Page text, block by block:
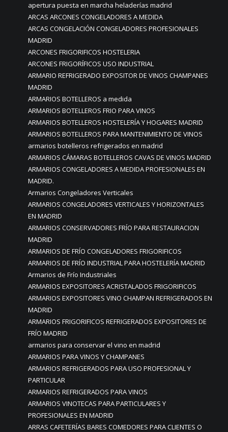
apertura puesta en marcha heladerías madrid
ARCAS ARCONES CONGELADORES A MEDIDA
ARCAS CONGELACIÓN CONGELADORES PROFESIONALES
MADRID
ARCONES FRIGORIFICOS HOSTELERIA
ARCONES FRIGORÍFICOS USO INDUSTRIAL
ARMARIO REFRIGERADO EXPOSITOR DE VINOS CHAMPANES
MADRID
ARMARIOS BOTELLEROS a medida
ARMARIOS BOTELLEROS FRIO PARA VINOS
ARMARIOS BOTELLEROS HOSTELERÍA Y HOGARES MADRID
ARMARIOS BOTELLEROS PARA MANTENIMIENTO DE VINOS
armarios botelleros refrigerados en madrid
ARMARIOS CÁMARAS BOTELLEROS CAVAS DE VINOS MADRID
ARMARIOS CONGELADORES A MEDIDA PROFESIONALES EN
MADRID.
Armarios Congeladores Verticales
ARMARIOS CONGELADORES VERTICALES Y HORIZONTALES
EN MADRID
ARMARIOS CONSERVADORES FRÍO PARA RESTAURACION
MADRID
ARMARIOS DE FRÍO CONGELADORES FRIGORIFICOS
ARMARIOS DE FRÍO INDUSTRIAL PARA HOSTELERÍA MADRID
Armarios de Frío Industriales
ARMARIOS EXPOSITORES ACRISTALADOS FRIGORIFICOS
ARMARIOS EXPOSITORES VINO CHAMPAN REFRIGERADOS EN
MADRID
ARMARIOS FRIGORIFICOS REFRIGERADOS EXPOSITORES DE
FRÍO MADRID
armarios para conservar el vino en madrid
ARMARIOS PARA VINOS Y CHAMPANES
ARMARIOS REFRIGERADOS PARA USO PROFESIONAL Y
PARTICULAR
ARMARIOS REFRIGERADOS PARA VINOS
ARMARIOS VINOTECAS PARA PARTICULARES Y
PROFESIONALES EN MADRID
ARRAS CAFETERÍAS BARES COMEDORES PARA CLIENTES O